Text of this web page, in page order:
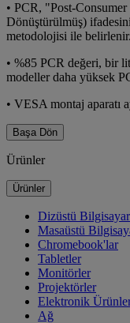
• PCR, "Post-
Dönüştürülmüş)
metodolojisi ile belirlenir.
• %85 PCR değeri, bir
modeller daha yüksek
• VESA montaj aparatı
Başa Dön
Ürünler
Ürünler
Dizüstü Bilgisayar
Masaüstü
Chromebook'lar
Tabletler
Monitörler
Projektörler
Elektronik
Ağ